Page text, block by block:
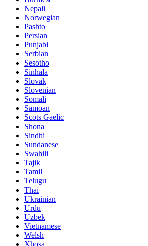
Nepali
Norwegian
Pashto
Persian
Punjabi
Serbian
Sesotho
Sinhala
Slovak
Slovenian
Somali
Samoan
Scots Gaelic
Shona
Sindhi
Sundanese
Swahili
Tajik
Tamil
Telugu
Thai
Ukrainian
Urdu
Uzbek
Vietnamese
Welsh
Xhosa